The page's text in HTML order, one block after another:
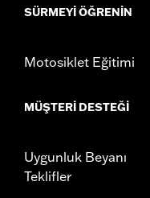
SÜRMEYI ÖĞRENIN
Motosiklet Eğitimi
MÜŞTERI DESTEĞI
Uygunluk Beyanı
Teklifler